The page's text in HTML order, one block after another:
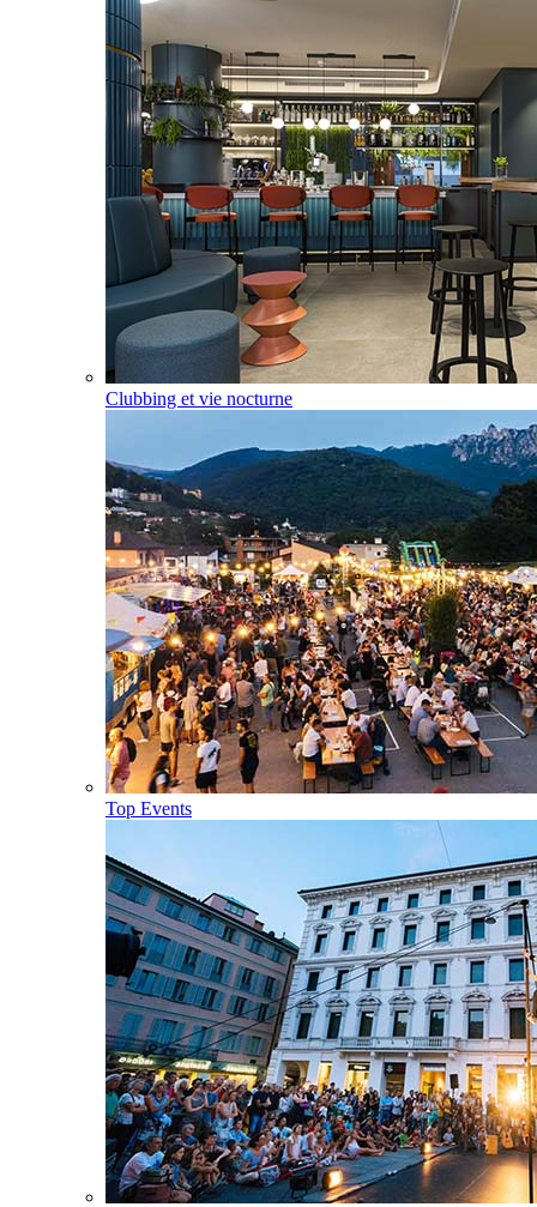
Clubbing et vie nocturne
Top Events